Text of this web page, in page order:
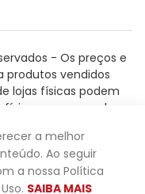
- Os preços e
produtos vendidos
lojas físicas podem
apenas pelo
a melhor
Ao seguir
a nossa Política
SAIBA MAIS